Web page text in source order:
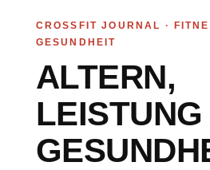
CROSSFIT JOURNAL ·
GESUNDHEIT
ALTERN,